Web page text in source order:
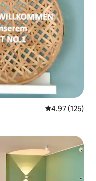
Calificación
4.97 (125)